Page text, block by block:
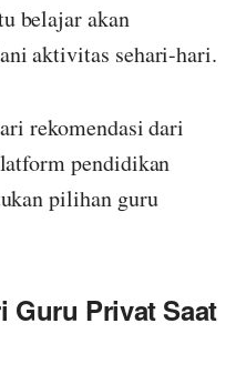
belajar akan
aktivitas sehari-hari.
rekomendasi dari
pendidikan
pilihan guru
Guru Privat Saat